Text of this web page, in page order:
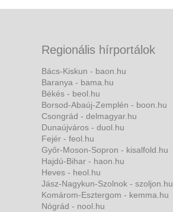
Regionális hírportálok
Bács-Kiskun - baon.hu
Baranya - bama.hu
Békés - beol.hu
Borsod-Abaúj-Zemplén - boon.hu
Csongrád - delmagyar.hu
Dunaújváros - duol.hu
Fejér - feol.hu
Győr-Moson-Sopron - kisalfold.hu
Hajdú-Bihar - haon.hu
Heves - heol.hu
Jász-Nagykun-Szolnok - szoljon.hu
Komárom-Esztergom - kemma.hu
Nógrád - nool.hu